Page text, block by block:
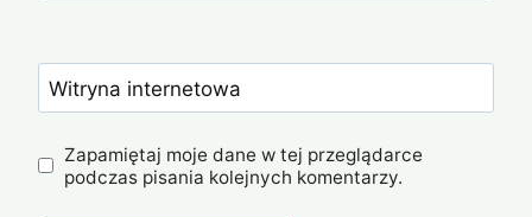
Witryna internetowa
Zapamiętaj moje dane w tej przeglądarce
podczas pisania kolejnych komentarzy.